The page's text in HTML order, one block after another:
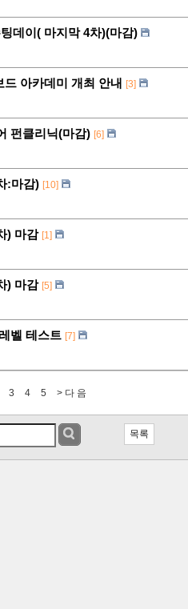
데이( 마지막 4차)(마감)
아카데미 개최 안내 [3]
펀클리닉(마감) [6]
:마감) [10]
) 마감 [1]
) 마감 [5]
벨 테스트 [7]
3 4 5 > 다 음
목록